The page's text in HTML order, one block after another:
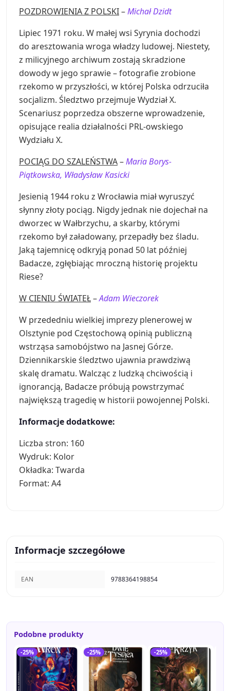
POZDROWIENIA Z POLSKI–Michał Dzidt
Lipiec 1971 roku. W małej wsi Syrynia dochodzi
do aresztowania wroga władzy ludowej. Niestety,
z milicyjnego archiwum zostają skradzione
dowody w jego sprawie – fotografie zrobione
rzekomo w przyszłości, w której Polska odrzuciła
socjalizm. Śledztwo przejmuje Wydział X.
Scenariusz poprzedza obszerne wprowadzenie,
opisujące realia działalności PRL-owskiego
Wydziału X.
POCIĄG DO SZALEŃSTWA–Maria Borys-
Piątkowska, Władysław Kasicki
Jesienią 1944 roku z Wrocławia miał wyruszyć
słynny złoty pociąg. Nigdy jednak nie dojechał na
dworzec w Wałbrzychu, a skarby, którymi
rzekomo był załadowany, przepadły bez śladu.
Jaką tajemnicę odkryją ponad 50 lat później
Badacze, zgłębiając mroczną historię projektu
Riese?
W CIENIU ŚWIATEŁ–Adam Wieczorek
W przededniu wielkiej imprezy plenerowej w
Olsztynie pod Częstochową opinią publiczną
wstrząsa samobójstwo na Jasnej Górze.
Dziennikarskie śledztwo ujawnia prawdziwą
skalę dramatu. Walcząc z ludzką chciwością i
ignorancją, Badacze próbują powstrzymać
największą tragedię w historii powojennej Polski.
Informacje dodatkowe:
Liczba stron: 160
Wydruk: Kolor
Okładka: Twarda
Format: A4
Informacje szczegółowe
EAN 9788364198854
Podobne produkty
-25% -25% -25%